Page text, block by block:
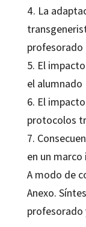
4. La
profesorado
5. El
el alumnado
6. El
protocolos
7.
en un
A modo de
Anexo.
profesorado